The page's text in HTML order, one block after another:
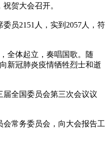
贺大会召开。
员2151人，实到2057人，符
全体起立，奏唱国歌。随
新冠肺炎疫情牺牲烈士和逝
全国委员会第三次会议议
常务委员会，向大会报告工